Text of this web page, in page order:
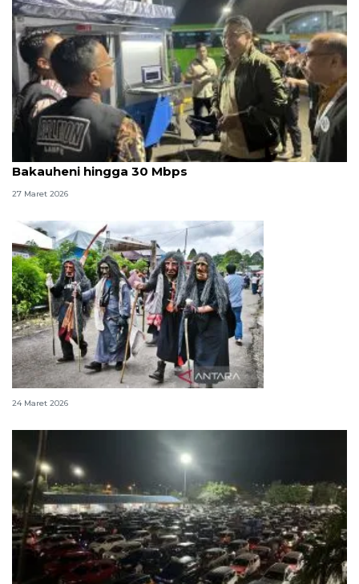
Wamen Komdigi sebut kecepatan internet di
Bakauheni hingga 30 Mbps
27 Maret 2026
Topeng-topeng yang menjaga ingatan
24 Maret 2026